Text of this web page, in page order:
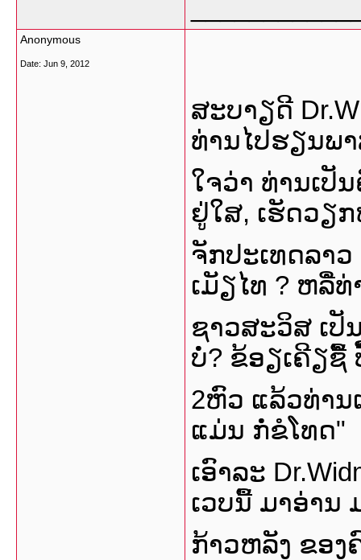
Anonymous
Date: Jun 9, 2012
ສະບາຽດີ
ທ່ານໄປຮຽນພ
ໃຈວ່າ ທ່ານເປັ
ຢູ່ໃສ, ເຮັດວຽ
ຈັກປະເທດລາ
ເມັຽໄທ ? ຫລືໍ
ຊາວສະວິສ ເ
ບໍ່? ຂ້ອຽເຄີຽຊືໍ້
2ຫົວ ແລ້ວທ່າ
ແມ່ນ ກໍ່ຂໍໂທດ"
ເອົາລະ
ເວບນື້ ມາອ່າ
ກ້າວຫລັງ ຂອງ